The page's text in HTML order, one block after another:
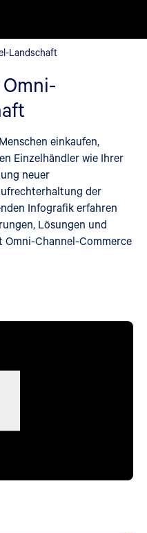
Landschaft
einkaufen,
Einzelhändler wie Ihrer
neuer
der
Infografik erfahren
Lösungen und
Channel-Commerce